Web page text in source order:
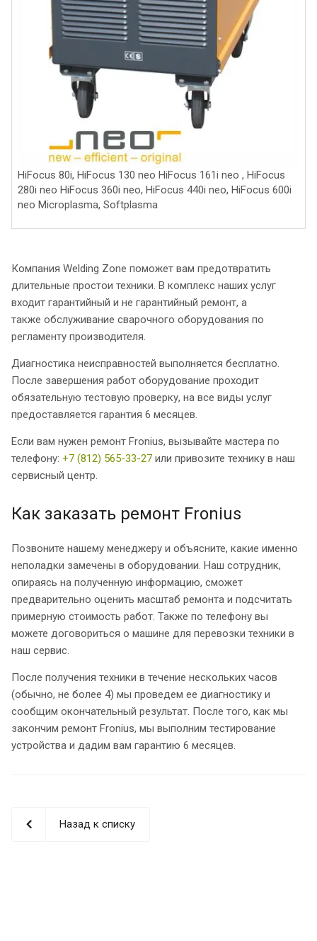
HiFocus 80i, HiFocus 130 neo HiFocus 161i neo , HiFocus
280i neo HiFocus 360i neo, HiFocus 440i neo, HiFocus 600i
neo Microplasma, Softplasma
Компания Welding Zone поможет вам предотвратить
длительные простои техники. В комплекс наших услуг
входит гарантийный и не гарантийный ремонт, а
также обслуживание сварочного оборудования по
регламенту производителя.
Диагностика неисправностей выполняется бесплатно.
После завершения работ оборудование проходит
обязательную тестовую проверку, на все виды услуг
предоставляется гарантия 6 месяцев.
Если вам нужен ремонт Fronius, вызывайте мастера по
телефону: +7 (812) 565-33-27 или привозите технику в наш
сервисный центр.
Как заказать ремонт Fronius
Позвоните нашему менеджеру и объясните, какие именно
неполадки замечены в оборудовании. Наш сотрудник,
опираясь на полученную информацию, сможет
предварительно оценить масштаб ремонта и подсчитать
примерную стоимость работ. Также по телефону вы
можете договориться о машине для перевозки техники в
наш сервис.
После получения техники в течение нескольких часов
(обычно, не более 4) мы проведем ее диагностику и
сообщим окончательный результат. После того, как мы
закончим ремонт Fronius, мы выполним тестирование
устройства и дадим вам гарантию 6 месяцев.
Назад к списку